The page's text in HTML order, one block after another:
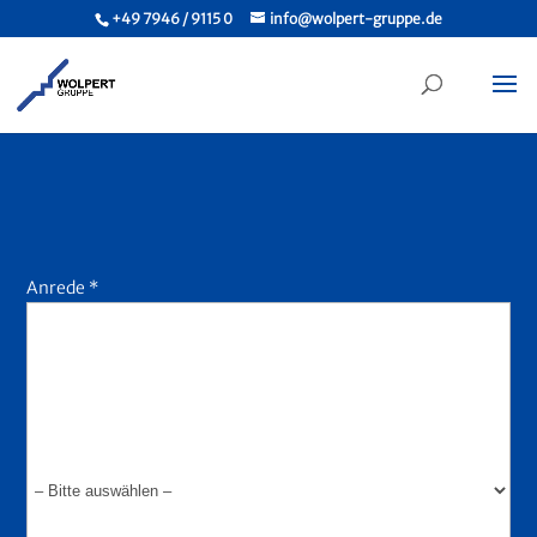
+49 7946 / 9115 0 info@wolpert-gruppe.de
Anrede *